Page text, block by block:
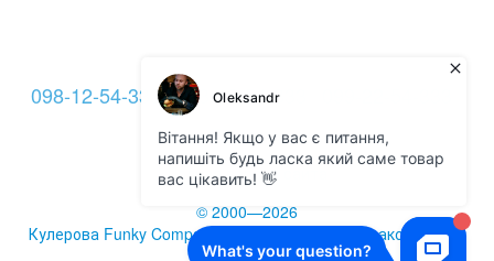
098-12-54-333 093-12-54-333
Контакты
Полная версия сайта
© 2000—2026
Кулерова Funky Company -
и аксессуары